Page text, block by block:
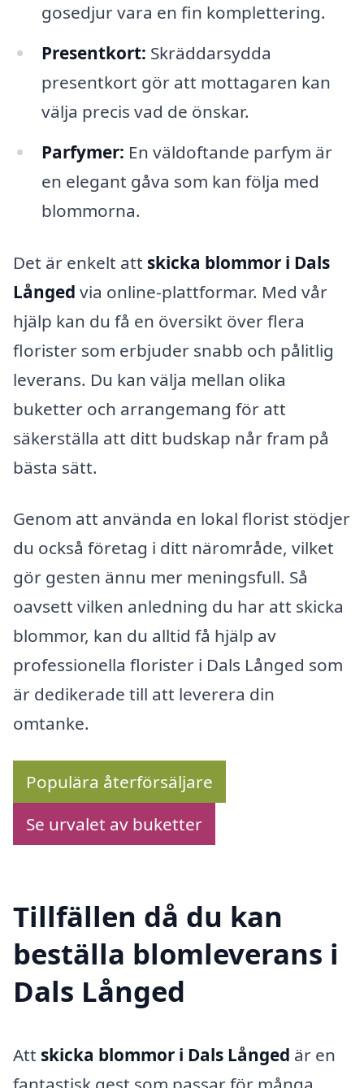
gosedjur vara en fin komplettering.
Presentkort: Skräddarsydda
presentkort gör att mottagaren kan
välja precis vad de önskar.
Parfymer: En väldoftande parfym är
en elegant gåva som kan följa med
blommorna.
Det är enkelt att skicka blommor i Dals
Långed via online-plattformar. Med vår
hjälp kan du få en översikt över flera
florister som erbjuder snabb och pålitlig
leverans. Du kan välja mellan olika
buketter och arrangemang för att
säkerställa att ditt budskap når fram på
bästa sätt.
Genom att använda en lokal florist stödjer
du också företag i ditt närområde, vilket
gör gesten ännu mer meningsfull. Så
oavsett vilken anledning du har att skicka
blommor, kan du alltid få hjälp av
professionella florister i Dals Långed som
är dedikerade till att leverera din
omtanke.
Populära återförsäljare
Se urvalet av buketter
Tillfällen då du kan
beställa blomleverans i
Dals Långed
Att skicka blommor i Dals Långed är en